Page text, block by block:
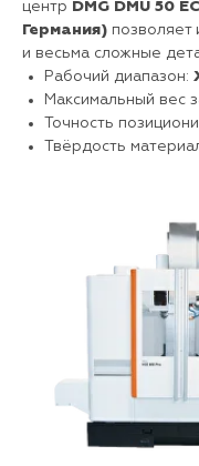
центр DMG DMU 50
Германия) позволяет
и весьма сложные
Рабочий диапазон:
Максимальный вес
Точность
Твёрдость